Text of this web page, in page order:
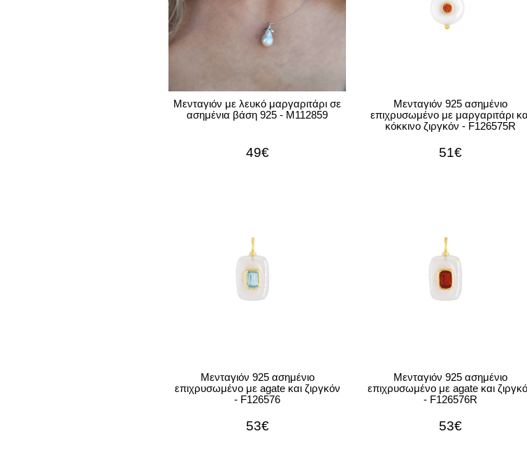
Μενταγιόν με λευκό μαργαριτάρι σε
ασημένια βάση 925 - M112859
49€
Μενταγιόν 925 ασημένιο
επιχρυσωμένο με μαργαριτάρι
κόκκινο ζιργκόν - F126575R
51€
Μενταγιόν 925 ασημένιο
επιχρυσωμένο με agate και ζιργκόν
- F126576
53€
Μενταγιόν 925 ασημένιο
επιχρυσωμένο με agate και
- F126576R
53€